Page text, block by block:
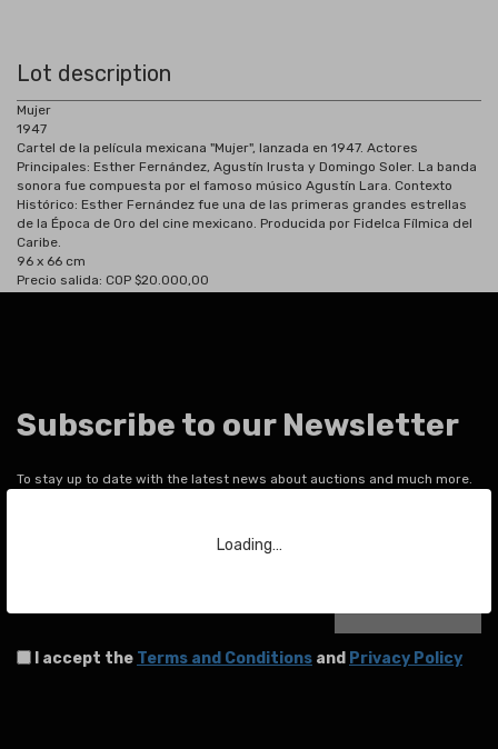
Loading…
Lot description
Mujer
1947
Cartel de la película mexicana "Mujer", lanzada en 1947. Actores
Principales: Esther Fernández, Agustín Irusta y Domingo Soler. La banda
sonora fue compuesta por el famoso músico Agustín Lara. Contexto
Histórico: Esther Fernández fue una de las primeras grandes estrellas
de la Época de Oro del cine mexicano. Producida por Fidelca Fílmica del
Caribe.
96 x 66 cm
Precio salida: COP $20.000,00
Subscribe to our Newsletter
To stay up to date with the latest news about auctions and much more.
Your email
I accept the Terms and Conditions and Privacy Policy